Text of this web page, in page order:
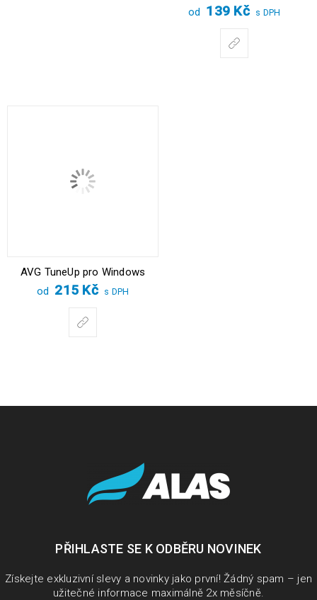
od 139 Kč s DPH
AVG TuneUp pro Windows
od 215 Kč s DPH
PŘIHLASTE SE K ODBĚRU NOVINEK
Získejte exkluzivní slevy a novinky jako první! Žádný spam – jen
užitečné informace maximálně 2x měsíčně.